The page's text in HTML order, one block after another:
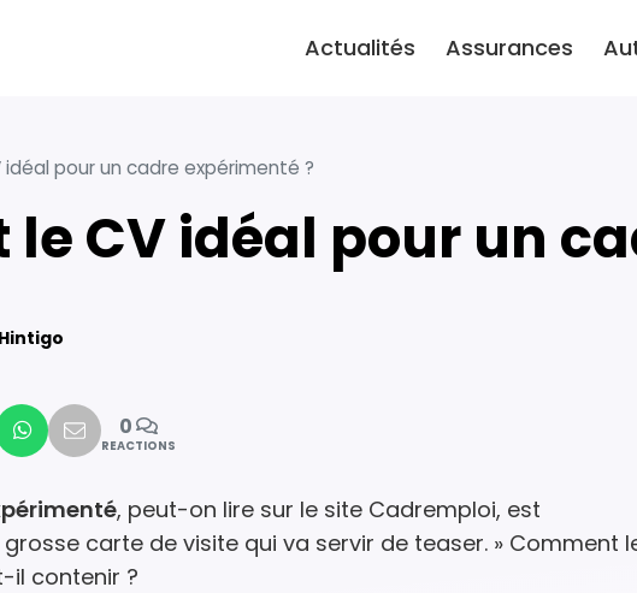
Actualités Assurances
idéal pour un cadre expérimenté ?
le CV idéal pour un
Whatsapp
Mail0
REACTIONS
, peut-on lire sur le site Cadremploi, est
carte de visite qui va servir de teaser. » Comment
il contenir ?